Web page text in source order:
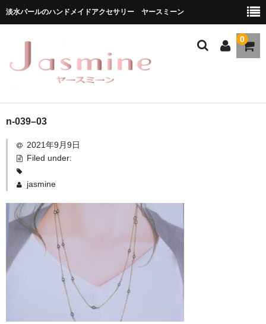
淡水パールのハンドメイドアクセサリー ヤースミーン
0
ホーム
商品一覧
★お勧め商品
メディア掲載
ブログ
お問い合わせ
n-039–03
2021年9月9日
Filed under:
jasmine